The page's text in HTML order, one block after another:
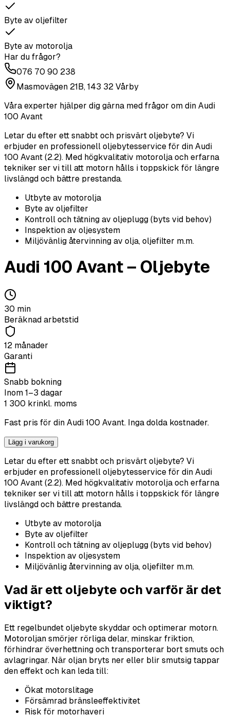
Byte av oljefilter
Byte av motorolja
Har du frågor?
076 70 90 238
Masmovägen 21B, 143 32 Vårby
Våra experter hjälper dig gärna med frågor om din Audi
100 Avant
Letar du efter ett snabbt och prisvärt oljebyte? Vi
erbjuder en professionell oljebytesservice för din Audi
100 Avant (2.2). Med högkvalitativ motorolja och erfarna
tekniker ser vi till att motorn hålls i toppskick för längre
livslängd och bättre prestanda.
Utbyte av motorolja
Byte av oljefilter
Kontroll och tätning av oljeplugg (byts vid behov)
Inspektion av oljesystem
Miljövänlig återvinning av olja, oljefilter m.m.
Audi 100 Avant – Oljebyte
30 min
Beräknad arbetstid
12 månader
Garanti
Snabb bokning
Inom 1–3 dagar
1 300 krinkl. moms
Fast pris för din Audi 100 Avant. Inga dolda kostnader.
Lägg i varukorg
Letar du efter ett snabbt och prisvärt oljebyte? Vi
erbjuder en professionell oljebytesservice för din Audi
100 Avant (2.2). Med högkvalitativ motorolja och erfarna
tekniker ser vi till att motorn hålls i toppskick för längre
livslängd och bättre prestanda.
Utbyte av motorolja
Byte av oljefilter
Kontroll och tätning av oljeplugg (byts vid behov)
Inspektion av oljesystem
Miljövänlig återvinning av olja, oljefilter m.m.
Vad är ett oljebyte och varför är det
viktigt?
Ett regelbundet oljebyte skyddar och optimerar motorn.
Motoroljan smörjer rörliga delar, minskar friktion,
förhindrar överhettning och transporterar bort smuts och
avlagringar. När oljan bryts ner eller blir smutsig tappar
den effekt och kan leda till:
Ökat motorslitage
Försämrad bränsleeffektivitet
Risk för motorhaveri